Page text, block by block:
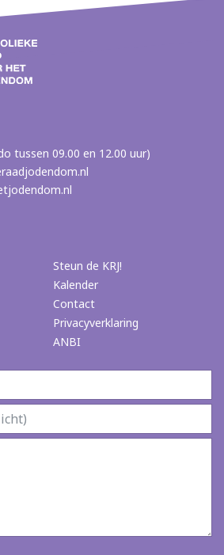
tussen 09.00 en 12.00 uur)
Steun de KRJ!
Kalender
Contact
Privacyverklaring
ANBI